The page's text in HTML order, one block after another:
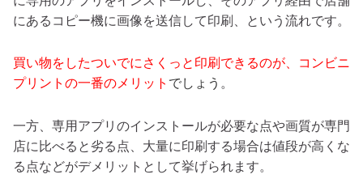
にあるコピー機に画像を送信して印刷、という流れです。
買い物をしたついでにさくっと印刷できるのが、コンビニ
プリントの一番のメリット でしょう 。
一方、専用アプリのインストールが必要な点や画質が専門
店に比べると劣る点、大量に印刷する場合は値段が高くな
る点などがデメリットとして挙げられます。